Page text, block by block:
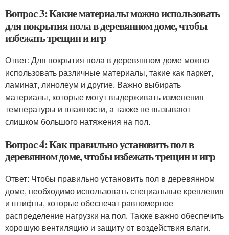
Вопрос 3: Какие материалы можно использовать
для покрытия пола в деревянном доме, чтобы
избежать трещин и игр
Ответ: Для покрытия пола в деревянном доме можно
использовать различные материалы, такие как паркет,
ламинат, линолеум и другие. Важно выбирать
материалы, которые могут выдерживать изменения
температуры и влажности, а также не вызывают
слишком большого натяжения на пол.
Вопрос 4: Как правильно установить пол в
деревянном доме, чтобы избежать трещин и игр
Ответ: Чтобы правильно установить пол в деревянном
доме, необходимо использовать специальные крепления
и штифты, которые обеспечат равномерное
распределение нагрузки на пол. Также важно обеспечить
хорошую вентиляцию и защиту от воздействия влаги.